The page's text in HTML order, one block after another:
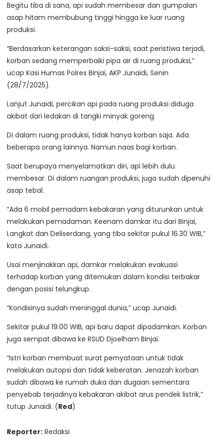
Begitu tiba di sana, api sudah membesar dan gumpalan
asap hitam membubung tinggi hingga ke luar ruang
produksi.
“Berdasarkan keterangan saksi-saksi, saat peristiwa terjadi,
korban sedang memperbaiki pipa air di ruang produksi,”
ucap Kasi Humas Polres Binjai, AKP Junaidi, Senin
(28/7/2025).
Lanjut Junaidi, percikan api pada ruang produksi diduga
akibat dari ledakan di tangki minyak goreng.
Di dalam ruang produksi, tidak hanya korban saja. Ada
beberapa orang lainnya. Namun naas bagi korban.
Saat berupaya menyelamatkan diri, api lebih dulu
membesar. Di dalam ruangan produksi, juga sudah dipenuhi
asap tebal.
“Ada 6 mobil pemadam kebakaran yang diturunkan untuk
melakukan pemadaman. Keenam damkar itu dari Binjai,
Langkat dan Deliserdang, yang tiba sekitar pukul 16.30 WIB,”
kata Junaidi.
Usai menjinakkan api, damkar melakukan evakuasi
terhadap korban yang ditemukan dalam kondisi terbakar
dengan posisi telungkup.
“Kondisinya sudah meninggal dunia,” ucap Junaidi.
Sekitar pukul 19.00 WIB, api baru dapat dipadamkan. Korban
juga sempat dibawa ke RSUD Djoelham Binjai.
“Istri korban membuat surat pernyataan untuk tidak
melakukan autopsi dan tidak keberatan. Jenazah korban
sudah dibawa ke rumah duka dan dugaan sementara
penyebab terjadinya kebakaran akibat arus pendek listrik,”
tutup Junaidi. (Red)
Reporter: Redaksi